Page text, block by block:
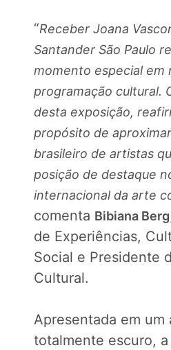
“Receber Joana
Santander São Paulo
momento especial em
programação cultural.
desta exposição,
propósito de
brasileiro de artistas
posição de destaque
internacional da arte
comenta Bibiana Berg
de Experiências,
Social e Presidente
Cultural.
Apresentada em um
totalmente escuro,